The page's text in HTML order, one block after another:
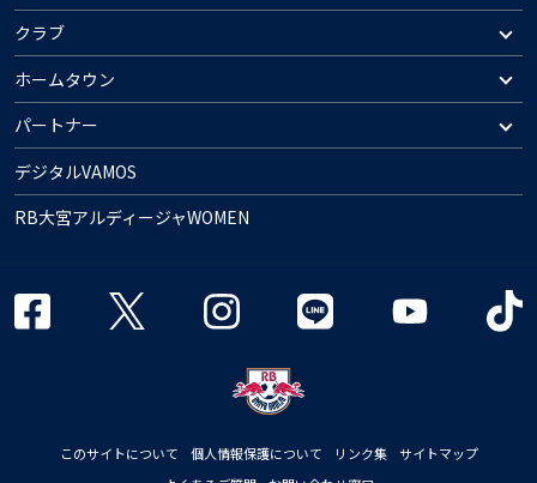
クラブ
ホームタウン
パートナー
デジタルVAMOS
RB大宮アルディージャWOMEN
このサイトについて 個人情報保護について リンク集
サイトマップ